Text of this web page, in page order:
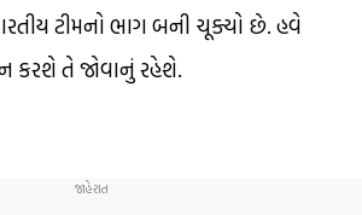
ટીમનો ભાગ બની ચૂક્યો છે. હવે
કરશે તે જોવાનું રહેશે.